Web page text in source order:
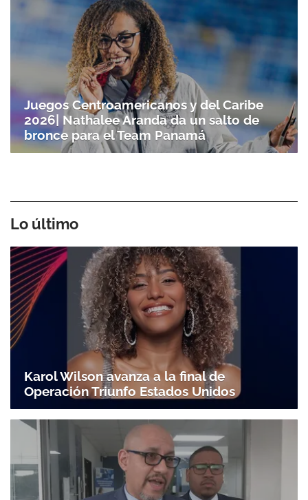
Juegos Centroamericanos y del Caribe
2026| Nathalee Aranda da un salto de
bronce para el Team Panamá
Lo último
Karol Wilson avanza a la final de
Operación Triunfo Estados Unidos